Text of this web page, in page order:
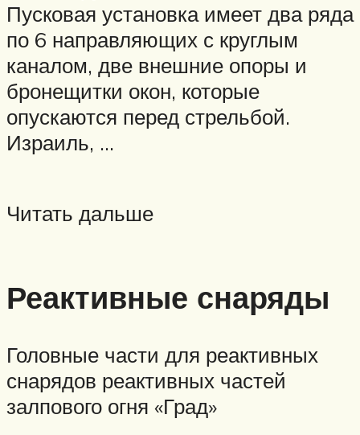
Пусковая установка имеет два ряда
по 6 направляющих с круглым
каналом, две внешние опоры и
бронещитки окон, которые
опускаются перед стрельбой.
Израиль, …
Читать дальше
Реактивные снаряды
Головные части для реактивных
снарядов реактивных частей
залпового огня «Град»